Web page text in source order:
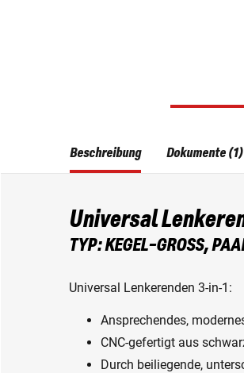
Beschreibung
Universal
TYP: KEGEL-GROSS,
Universal Lenkerenden 3-in-1:
Ansprechendes,
CNC-gefertigt aus
Durch beiliegende,
Dokumente (1)